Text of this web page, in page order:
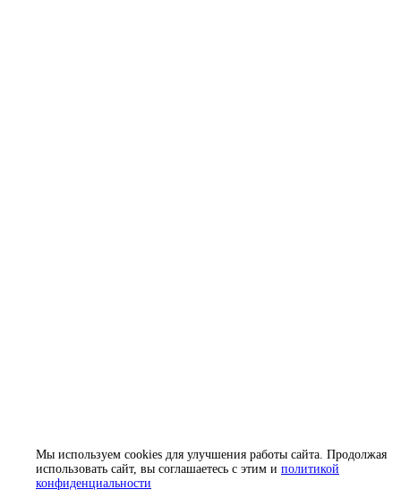
Мы используем cookies для улучшения работы сайта. Продолжая
использовать сайт, вы соглашаетесь с этим и политикой
конфиденциальности